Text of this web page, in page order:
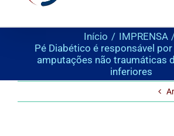
Início
IMPRENSA
Pé Diabético é responsável
amputações não traumáticas
inferiores